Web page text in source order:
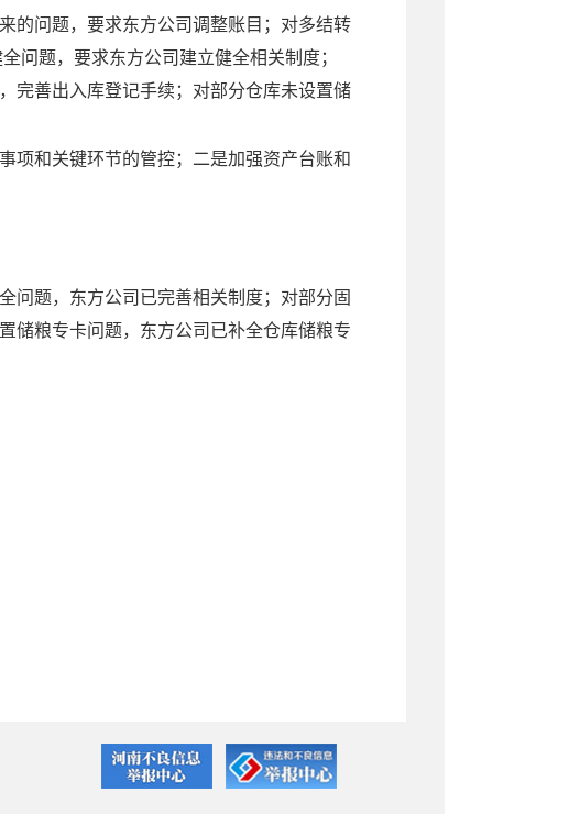
的问题，要求东方公司调整账目 ；对多结转
全问题，要求东方公司建立健全相关制度；
完善出入库登记手续；对部分仓库未设置储
项和关键环节的管控；二是加强资产台账和
问题， 东方公司已完善相关制度； 对部分固
储粮专卡问题，东方公司已补全仓库储粮专